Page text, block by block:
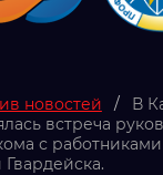
новостей /
В
встреча
с работниками